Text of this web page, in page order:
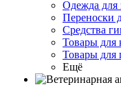
Одежда для
Переноски
Средства
Товары для
Товары для
Ещё